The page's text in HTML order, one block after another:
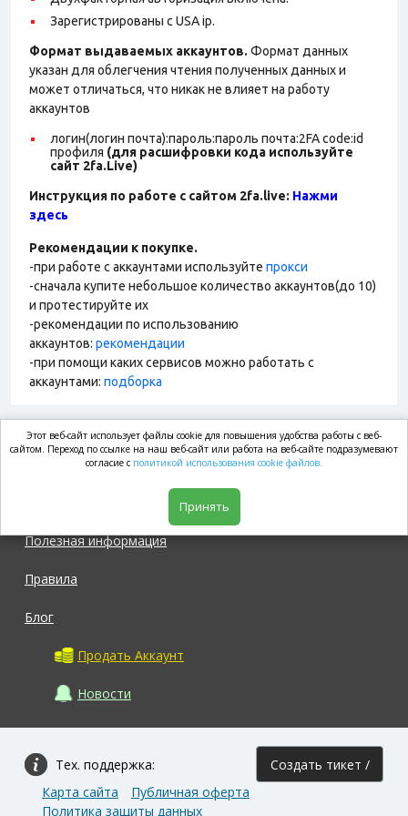
Зарегистрированы с USA ip.
Формат выдаваемых аккаунтов. Формат данных
указан для облегчения чтения полученных данных и
может отличаться, что никак не влияет на работу
аккаунтов
логин(логин почта):пароль:пароль почта:2FA code:id
профиля (для расшифровки кода используйте
сайт 2fa.Live)
Инструкция по работе с сайтом 2fa.live: Нажми
здесь
Рекомендации к покупке.
-при работе с аккаунтами используйте прокси
-сначала купите небольшое количество аккаунтов(до 10)
и протестируйте их
-рекомендации по использованию
аккаунтов: рекомендации
-при помощи каких сервисов можно работать с
аккаунтами: подборка
market.com
Полезная информация
Правила
Блог
Продать Аккаунт
Новости
Тех. поддержка: Создать тикет /
Карта сайта
Публичная оферта
Политика защиты данных
Этот веб-сайт использует файлы cookie для повышения удобства работы с веб-
сайтом. Переход по ссылке на наш веб-сайт или работа на веб-сайте подразумевают
согласие с политикой использования cookie файлов.
Принять